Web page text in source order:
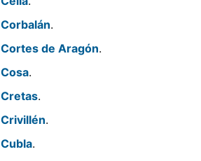
Corbalán.
Cortes de Aragón.
Cosa.
Cretas.
Crivillén.
Cubla.